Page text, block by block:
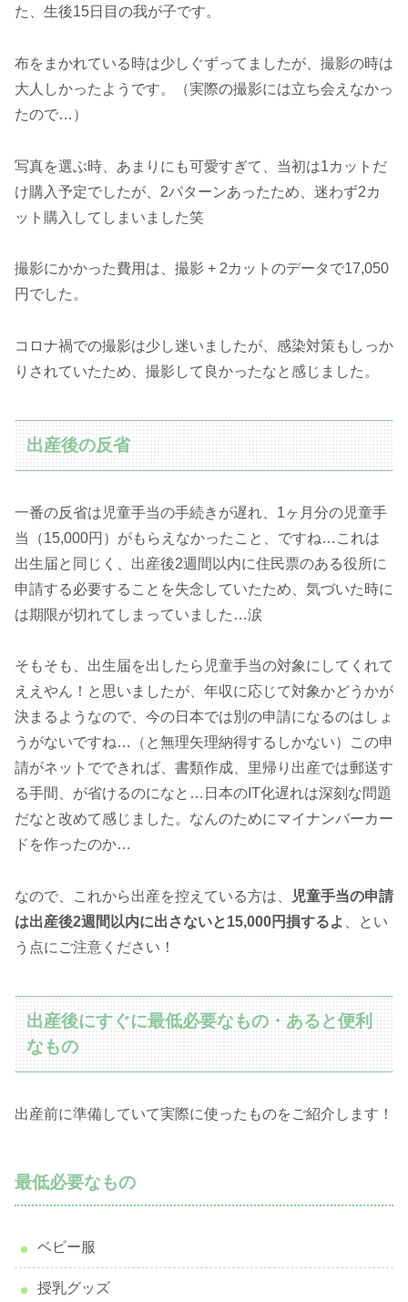
た、生後15日目の我が子です。
布をまかれている時は少しぐずってましたが、撮影の時は
大人しかったようです。（実際の撮影には立ち会えなかっ
たので…）
写真を選ぶ時、あまりにも可愛すぎて、当初は1カットだ
け購入予定でしたが、2パターンあったため、迷わず2カ
ット購入してしまいました笑
撮影にかかった費用は、撮影 + 2カットのデータで17,050
円でした。
コロナ禍での撮影は少し迷いましたが、感染対策もしっか
りされていたため、撮影して良かったなと感じました。
出産後の反省
一番の反省は児童手当の手続きが遅れ、1ヶ月分の児童手
当（15,000円）がもらえなかったこと、ですね…これは
出生届と同じく、出産後2週間以内に住民票のある役所に
申請する必要することを失念していたため、気づいた時に
は期限が切れてしまっていました…涙
そもそも、出生届を出したら児童手当の対象にしてくれて
ええやん！と思いましたが、年収に応じて対象かどうかが
決まるようなので、今の日本では別の申請になるのはしょ
うがないですね…（と無理矢理納得するしかない）この申
請がネットでできれば、書類作成、里帰り出産では郵送す
る手間、が省けるのになと…日本のIT化遅れは深刻な問題
だなと改めて感じました。なんのためにマイナンバーカー
ドを作ったのか…
なので、これから出産を控えている方は、
児童手当の申請
は出産後2週間以内に出さないと15,000円損するよ
、とい
う点にご注意ください！
出産後にすぐに最低必要なもの・あると便利
なもの
出産前に準備していて実際に使ったものをご紹介します！
最低必要なもの
ベビー服
授乳グッズ